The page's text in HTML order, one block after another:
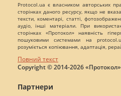
Protocol.ua є власником авторських
сторінках даного ресурсу, якщо не
тексти, коментарі, статті,
аудіо, інші матеріали. При
сторінках «Протокол» наявність
пошуковими системами на
розуміється копіювання, адаптація,
Повний текст
Copyright © 2014-2026
Партнери